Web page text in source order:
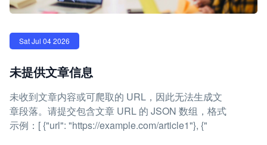
Sat Jul 04 2026
未提供文章信息
未收到文章内容或可爬取的 URL，因此无法生成文
章段落。请提交包含文章 URL 的 JSON 数组，格式
示例：[ {"url": "https://example.com/article1"}, {"